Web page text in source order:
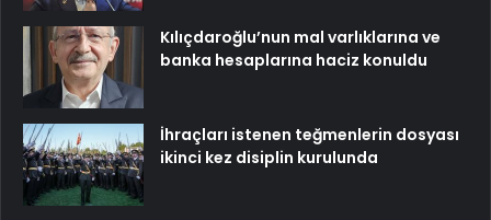
Kılıçdaroğlu’nun mal varlıklarına ve
banka hesaplarına haciz konuldu
İhraçları istenen teğmenlerin dosyası
ikinci kez disiplin kurulunda